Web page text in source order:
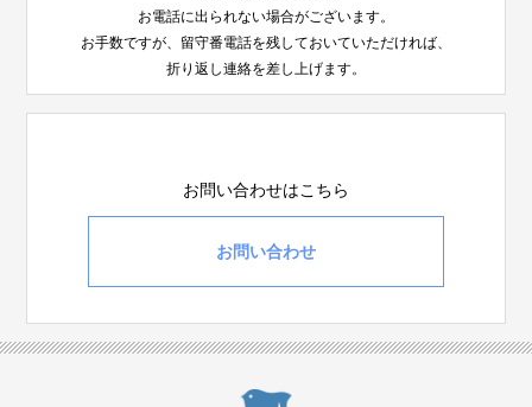
お電話に出られない場合がございます。
お手数ですが、留守番電話を残しておいていただければ、
折り返し連絡を差し上げます。
お問い合わせはこちら
お問い合わせ